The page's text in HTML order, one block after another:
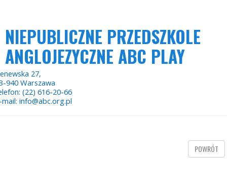
NIEPUBLICZNE PRZEDSZKOLE
ANGLOJEZYCZNE ABC PLAY
27,
940 Warszawa
(22) 616-20-66
info@abc.org.pl
POWRÓT